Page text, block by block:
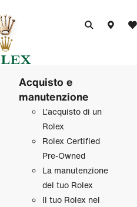
Acquisto e
manutenzione
L’acquisto di un
Rolex
Rolex Certified
Pre‑Owned
La manutenzione
del tuo Rolex
Il tuo Rolex nel